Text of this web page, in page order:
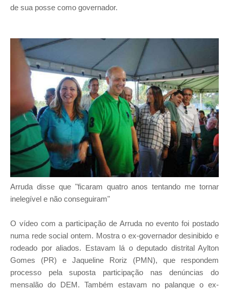
de sua posse como governador.
Arruda disse que "ficaram quatro anos tentando me tornar
inelegível e não conseguiram"
O vídeo com a participação de Arruda no evento foi postado
numa rede social ontem. Mostra o ex-governador desinibido e
rodeado por aliados. Estavam lá o deputado distrital Aylton
Gomes (PR) e Jaqueline Roriz (PMN), que respondem
processo pela suposta participação nas denúncias do
mensalão do DEM. Também estavam no palanque o ex-